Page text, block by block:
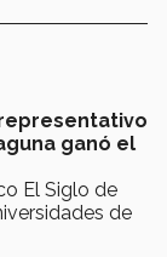
representativo
ganó el
El Siglo de
de